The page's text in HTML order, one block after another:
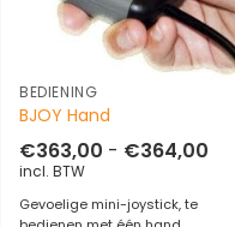
BEDIENING
BJOY Hand
€363,00 - €364,00
incl. BTW
Gevoelige mini-joystick, te